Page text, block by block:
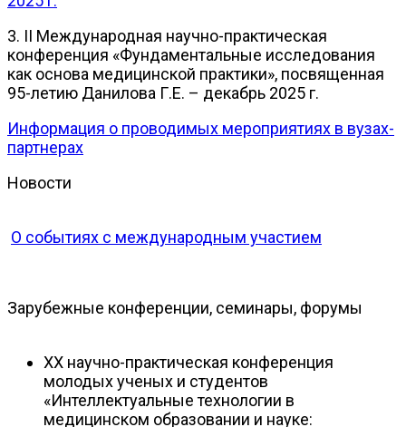
3. II Международная научно-практическая
конференция «Фундаментальные исследования
как основа медицинской практики», посвященная
95-летию Данилова Г.Е. – декабрь 2025 г.
Информация о проводимых мероприятиях в вузах-
партнерах
Новости
О событиях с международным участием
Зарубежные конференции, семинары, форумы
XX научно-практическая конференция
молодых ученых и студентов
«Интеллектуальные технологии в
медицинском образовании и науке: